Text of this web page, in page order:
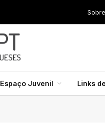
Espaço Juvenil Links